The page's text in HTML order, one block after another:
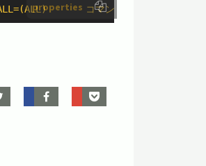
properties コマンド1,コマンド2...